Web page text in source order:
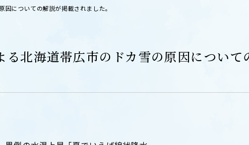
OUR OPEN LECTURE INTERVIEW
についての解説が掲載されました。
北海道帯広市のドカ雪の原因について